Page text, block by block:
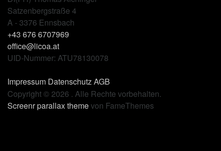
Satzenbergstraße 4
A - 3376 Ennsbach
+43 676 6707969
office@licoa.at
UID-Nummer: ATU78130078
Impressum DatenschutzAGB
Copyright © 2026 . Alle Rechte vorbehalten.
Screenr parallax themevon FameThemes